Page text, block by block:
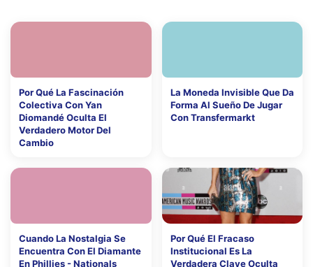
Por Qué La Fascinación
Colectiva Con Yan
Diomandé Oculta El
Verdadero Motor Del
Cambio
La Moneda Invisible Que Da
Forma Al Sueño De Jugar
Con Transfermarkt
Cuando La Nostalgia Se
Encuentra Con El Diamante
En Phillies - Nationals
Por Qué El Fracaso
Institucional Es La
Verdadera Clave Oculta